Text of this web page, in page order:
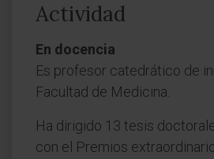
Actividad
En docencia
Es profesor catedrático de
Facultad de Medicina.
Ha dirigido 13 tesis
con el Premios